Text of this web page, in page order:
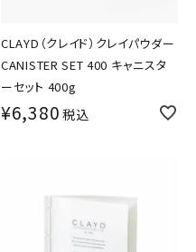
CLAYD（クレイド）クレイパウダー
CANISTER SET 400 キャニスタ
ーセット 400g
¥6,380 税込